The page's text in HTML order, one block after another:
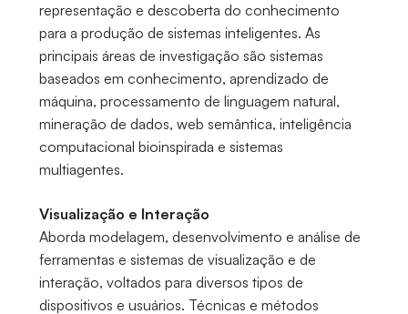
representação e descoberta do conhecimento
para a produção de sistemas inteligentes. As
principais áreas de investigação são sistemas
baseados em conhecimento, aprendizado de
máquina, processamento de linguagem natural,
mineração de dados, web semântica, inteligência
computacional bioinspirada e sistemas
multiagentes.
Visualização e Interação
Aborda modelagem, desenvolvimento e análise de
ferramentas e sistemas de visualização e de
interação, voltados para diversos tipos de
dispositivos e usuários. Técnicas e métodos